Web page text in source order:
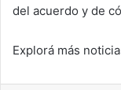
del acuerdo y de
Explorá más